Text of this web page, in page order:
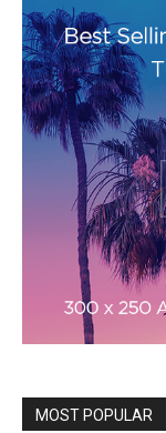
MOST POPULAR